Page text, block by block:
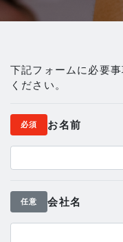
下記フォームに必要
ください。
必須 お名前
任意 会社名